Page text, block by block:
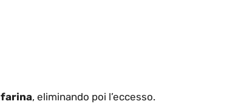
farina, eliminando poi l’eccesso.